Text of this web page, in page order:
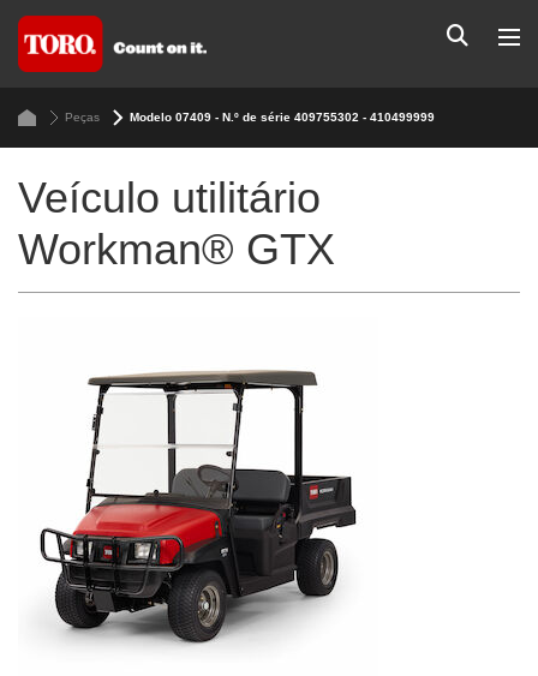
Peças Modelo 07409 - N.º de série 409755302 - 410499999
Veículo utilitário
Workman® GTX